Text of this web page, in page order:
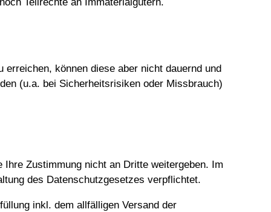
können diese aber nicht dauernd und
(u.a. bei Sicherheitsrisiken oder Missbrauch)
Zustimmung nicht an Dritte weitergeben. Im
des Datenschutzgesetzes verpflichtet.
inkl. dem allfälligen Versand der